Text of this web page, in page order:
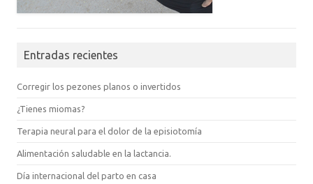
Entradas recientes
Corregir los pezones planos o invertidos
¿Tienes miomas?
Terapia neural para el dolor de la episiotomía
Alimentación saludable en la lactancia.
Día internacional del parto en casa